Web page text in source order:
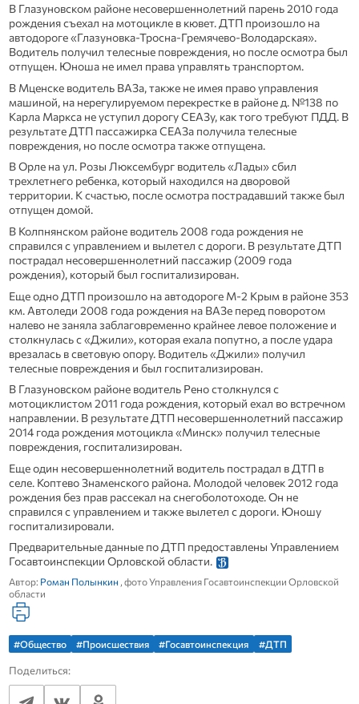
В Глазуновском районе несовершеннолетний парень 2010 года
рождения съехал на мотоцикле в кювет. ДТП произошло на
автодороге «Глазуновка-Тросна-Гремячево-Володарская».
Водитель получил телесные повреждения, но после осмотра был
отпущен. Юноша не имел права управлять транспортом.
В Мценске водитель ВАЗа, также не имея право управления
машиной, на нерегулируемом перекрестке в районе д. №138 по
Карла Маркса не уступил дорогу СЕАЗу, как того требуют ПДД. В
результате ДТП пассажирка СЕАЗа получила телесные
повреждения, но после осмотра также отпущена.
В Орле на ул. Розы Люксембург водитель «Лады» сбил
трехлетнего ребенка, который находился на дворовой
территории. К счастью, после осмотра пострадавший также был
отпущен домой.
В Колпнянском районе водитель 2008 года рождения не
справился с управлением и вылетел с дороги. В результате ДТП
пострадал несовершеннолетний пассажир (2009 года
рождения), который был госпитализирован.
Еще одно ДТП произошло на автодороге М-2 Крым в районе 353
км. Автоледи 2008 года рождения на ВАЗе перед поворотом
налево не заняла заблаговременно крайнее левое положение и
столкнулась с «Джили», которая ехала попутно, а после удара
врезалась в световую опору. Водитель «Джили» получил
телесные повреждения и был госпитализирован.
В Глазуновском районе водитель Рено столкнулся с
мотоциклистом 2011 года рождения, который ехал во встречном
направлении. В результате ДТП несовершеннолетний пассажир
2014 года рождения мотоцикла «Минск» получил телесные
повреждения, госпитализирован.
Еще один несовершеннолетний водитель пострадал в ДТП в
селе. Коптево Знаменского района. Молодой человек 2012 года
рождения без прав рассекал на снегоболотоходе. Он не
справился с управлением и также вылетел с дороги. Юношу
госпитализировали.
Предварительные данные по ДТП предоставлены Управлением
Госавтоинспекции Орловской области.
Автор: Роман Полынкин , фото Управления Госавтоинспекции Орловской
области
#Общество #Происшествия #Госавтоинспекция #ДТП
Поделиться: